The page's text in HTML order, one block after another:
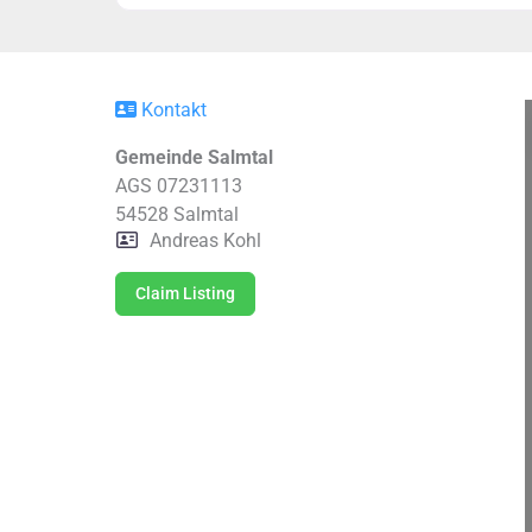
Kontakt
Gemeinde Salmtal
AGS 07231113
54528 Salmtal
Andreas Kohl
Claim Listing